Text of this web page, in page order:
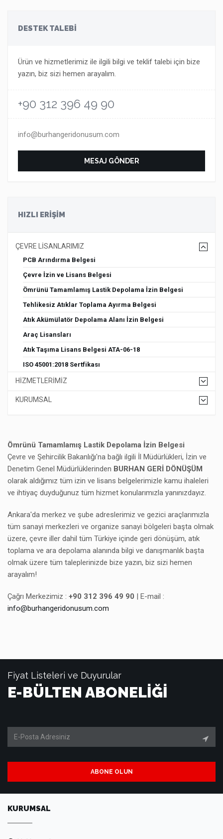
DESTEK TALEBİ
Ürün ve hizmetlerimiz ile ilgili bilgi ve teklif talebi için bize
yazın, biz sizi hemen arayalım.
+90 312 396 49 90
info@burhangeridonusum.com
MESAJ GÖNDER
HIZLI ERİŞİM
ÇEVRE LİSANLARIMIZ
PCB Arındırma Belgesi
Çevre İzin ve Lisans Belgesi
Ömrünü Tamamlamış Lastik Depolama İzin Belgesi
Tehlikesiz Atıklar Toplama Ayırma Belgesi
Atık Akümülatör Depolama Alanı İzin Belgesi
Araç Lisansları
Atık Taşıma Lisans Belgesi ATA-06-18
ISO 45001:2018 Sertfikası
HİZMETLERİMİZ
KURUMSAL
Ömrünü Tamamlamış Lastik Depolama İzin Belgesi
Çevre ve Şehircilik Bakanlığı'na bağlı ilgili İl Müdürlükleri, İzin ve
Denetim Genel Müdürlüklerinden BURHAN GERİ DÖNÜŞÜM
olarak aldığımız tüm izin ve lisans belgelerimizle kamu ihaleleri
ve ihtiyaç duyduğunuz tüm hizmet konularımızla yanınızdayız.
Ankara'da merkez ve şube adreslerimiz ve gezici araçlarımızla
tüm sanayi merkezleri ve organize sanayi bölgeleri başta olmak
üzere, çevre iller dahil tüm Türkiye içinde geri dönüşüm, atık
toplama ve ara depolama alanında bilgi ve danışmanlık başta
olmak üzere tüm taleplerinizde bize yazın, biz sizi hemen
arayalım!
Çağrı Merkezimiz : +90 312 396 49 90 | E-mail :
info@burhangeridonusum.com
Fiyat Listeleri ve Duyurular
E-BÜLTEN ABONELİĞİ
ABONE OLUN
KURUMSAL